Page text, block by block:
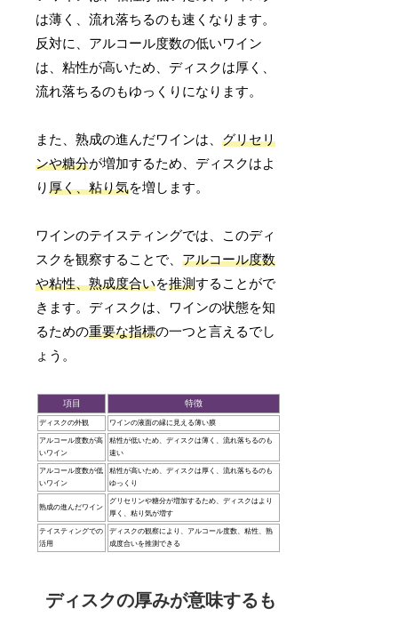
は薄く、流れ落ちるのも速くなります。
反対に、アルコール度数の低いワイン
は、粘性が高いため、ディスクは厚く、
流れ落ちるのもゆっくりになります。
また、熟成の進んだワインは、グリセリ
ンや糖分が増加するため、ディスクはよ
り厚く、粘り気を増します。
ワインのテイスティングでは、このディ
スクを観察することで、アルコール度数
や粘性、熟成度合いを推測することがで
きます。ディスクは、ワインの状態を知
るための重要な指標の一つと言えるでし
ょう。
項目 特徴
ディスクの外観 ワインの液面の縁に見える薄い膜
アルコール度数が高
いワイン
粘性が低いため、ディスクは薄く、流れ落ちるのも
速い
アルコール度数が低
いワイン
粘性が高いため、ディスクは厚く、流れ落ちるのも
ゆっくり
熟成の進んだワイン
グリセリンや糖分が増加するため、ディスクはより
厚く、粘り気が増す
テイスティングでの
活用
ディスクの観察により、アルコール度数、粘性、熟
成度合いを推測できる
ディスクの厚みが意味するも